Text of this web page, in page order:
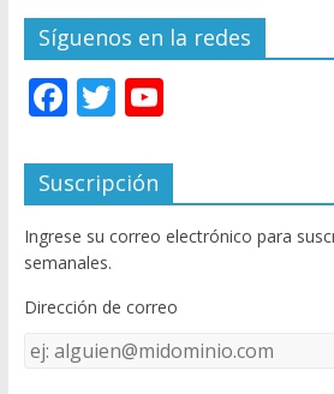
Síguenos en la redes
F
e
b
o
o
k
T
itt
er
Y
u
T
u
e
C
Suscripción
Ingrese su correo electrónico para
semanales.
Dirección de correo
Dirección